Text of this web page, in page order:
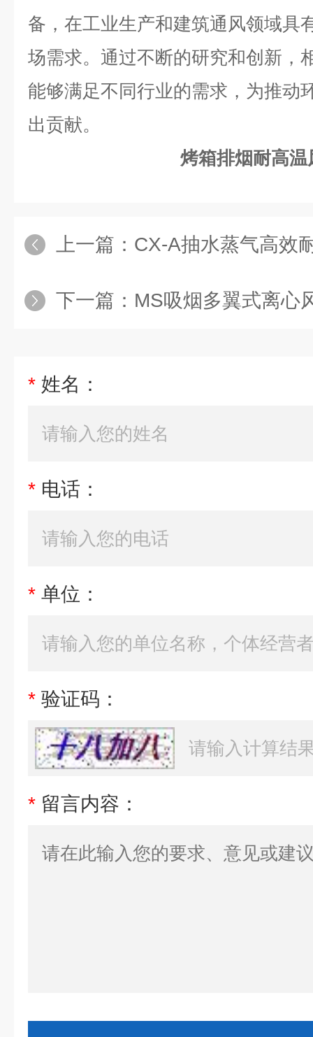
备，在工业生产和建筑通风领域具
场需求。通过不断的研究和创新，
能够满足不同行业的需求，为推动
出贡献。
烤箱排烟耐高温
上一篇： CX-A抽水蒸气高效
下一篇： MS吸烟多翼式离心
* 姓名：
* 电话：
* 单位：
* 验证码：
* 留言内容：